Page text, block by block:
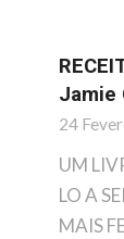
Jamie
24
UM
LO A
MAIS